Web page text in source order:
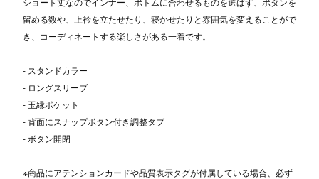
留める数や、上衿を立たせたり、寝かせたりと雰囲気を変えることがで
き、コーディネートする楽しさがある一着です。
- スタンドカラー
- ロングスリーブ
- 玉縁ポケット
- 背面にスナップボタン付き調整タブ
- ボタン開閉
※商品にアテンションカードや品質表示タグが付属している場合、必ず